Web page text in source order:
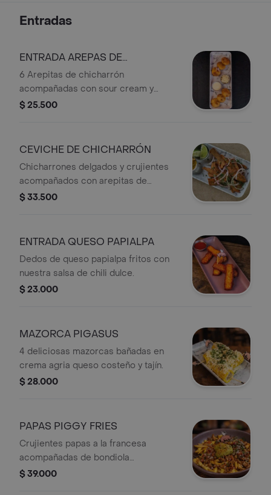
Entradas
ENTRADA AREPAS DE
CHICHARRON X6 UNDS
6 Arepitas de chicharrón
acompañadas con sour cream y
queso blanco.
$ 25.500
CEVICHE DE CHICHARRÓN
Chicharrones delgados y crujientes
acompañados con arepitas de
chicharrón.
$ 33.500
ENTRADA QUESO PAPIALPA
Dedos de queso papialpa fritos con
nuestra salsa de chili dulce.
$ 23.000
MAZORCA PIGASUS
4 deliciosas mazorcas bañadas en
crema agria queso costeño y tajín.
$ 28.000
PAPAS PIGGY FRIES
Crujientes papas a la francesa
acompañadas de bondiola
desmechadapico de galloguacamole
$ 39.000